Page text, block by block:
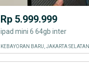
Rp 5.999.999
ipad mini 6 64gb inter
KEBAYORAN BARU, JAKARTA SELATAN